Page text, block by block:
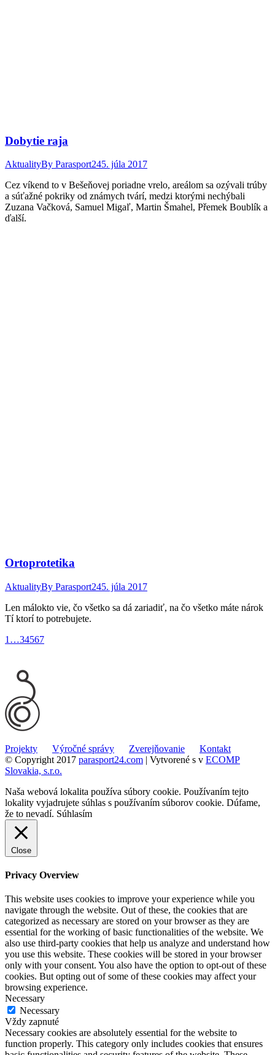
Dobytie raja
AktualityBy Parasport245. júla 2017
Cez víkend to v Bešeňovej poriadne vrelo, areálom sa ozývali trúby
a súťažné pokriky od známych tvárí, medzi ktorými nechýbali
Zuzana Vačková, Samuel Migaľ, Martin Šmahel, Přemek Boublík a
ďalší.
Ortoprotetika
AktualityBy Parasport245. júla 2017
Len málokto vie, čo všetko sa dá zariadiť, na čo všetko máte nárok
Tí ktorí to potrebujete.
1 …34567
Projekty Výročné správy Zverejňovanie
Kontakt
© Copyright 2017 parasport24.com | Vytvorené s v ECOMP
Slovakia, s.r.o.
Naša webová lokalita používa súbory cookie. Používaním tejto
lokality vyjadrujete súhlas s používaním súborov cookie. Dúfame,
že to nevadí. Súhlasím
Close
Privacy Overview
This website uses cookies to improve your experience while you
navigate through the website. Out of these, the cookies that are
categorized as necessary are stored on your browser as they are
essential for the working of basic functionalities of the website. We
also use third-party cookies that help us analyze and understand how
you use this website. These cookies will be stored in your browser
only with your consent. You also have the option to opt-out of these
cookies. But opting out of some of these cookies may affect your
browsing experience.
Necessary
Necessary
Vždy zapnuté
Necessary cookies are absolutely essential for the website to
function properly. This category only includes cookies that ensures